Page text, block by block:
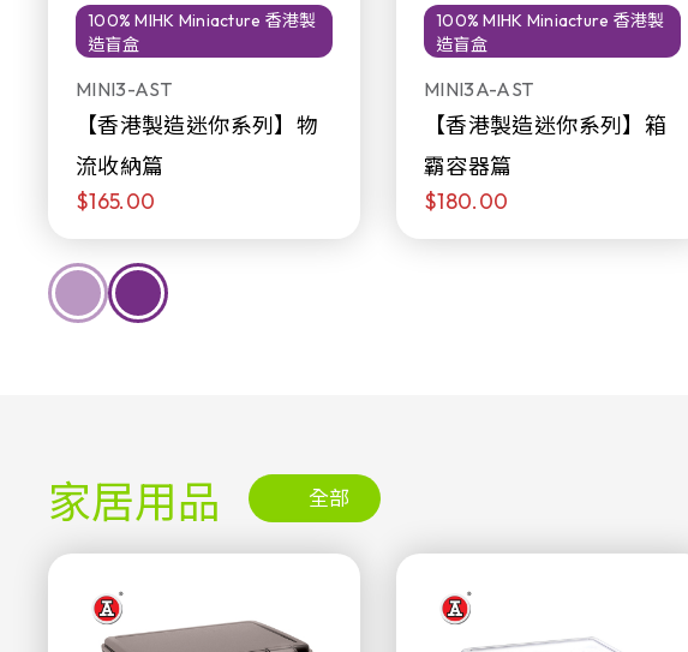
100% MIHK Miniacture 香港製
造盲盒
MINI3-AST
【香港製造迷你系列】物
流收納篇
$165.00
100% MIHK Miniacture 香港製
造盲盒
MINI3A-AST
【香港製造迷你系列】箱
霸容器篇
$180.00
家居用品 全部